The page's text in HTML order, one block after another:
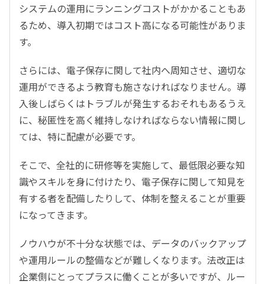
システムの運用にランニングコストがかかることもあ
るため、導入初期ではコスト高になる可能性がありま
す。
さらには、電子保存に関して社内へ周知させ、適切な
運用ができるよう教育も施さなければなりません。導
入後しばらくはトラブルが発生するおそれもあるうえ
に、秘匿性を高く維持しなければならない情報に関し
ては、特に配慮が必要です。
そこで、全社的に研修等を実施して、最低限必要な知
識やスキルを身に付けたり、電子保存に関して知見を
有する者を配備したりして、体制を整えることが重要
になってきます。
ノウハウが不十分な状態では、データのバックアップ
や運用ルールの整備などが難しくなります。法改正は
企業側にとってプラスに働くことが多いですが、ルー